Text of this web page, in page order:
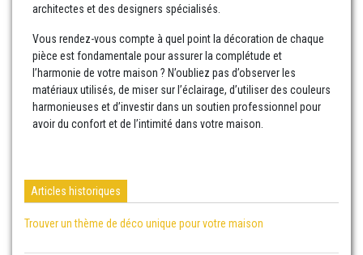
architectes et des designers spécialisés.
Vous rendez-vous compte à quel point la décoration de chaque
pièce est fondamentale pour assurer la complétude et
l’harmonie de votre maison ? N’oubliez pas d’observer les
matériaux utilisés, de miser sur l’éclairage, d’utiliser des couleurs
harmonieuses et d’investir dans un soutien professionnel pour
avoir du confort et de l’intimité dans votre maison.
Articles historiques
Trouver un thème de déco unique pour votre maison